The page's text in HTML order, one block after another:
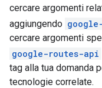
cercare argomenti
aggiungendo
cercare argomenti
google-routes-api
tag alla tua domanda
tecnologie correlate.